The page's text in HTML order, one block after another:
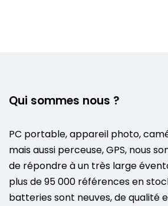
Qui sommes nous ?
PC portable, appareil photo,
mais aussi perceuse, GPS, nous
de répondre à un très large
plus de 95 000 références en
batteries sont neuves, de qualité